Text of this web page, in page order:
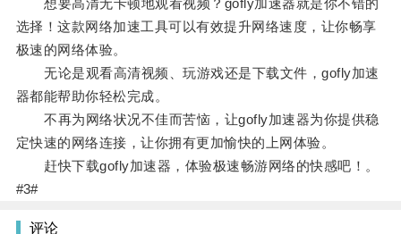
想要高清无卡顿地观看视频？gofly加速器就是你不错的
选择！这款网络加速工具可以有效提升网络速度，让你畅享
极速的网络体验。
无论是观看高清视频、玩游戏还是下载文件，gofly加速
器都能帮助你轻松完成。
不再为网络状况不佳而苦恼，让gofly加速器为你提供稳
定快速的网络连接，让你拥有更加愉快的上网体验。
赶快下载gofly加速器，体验极速畅游网络的快感吧！。
#3#
评论